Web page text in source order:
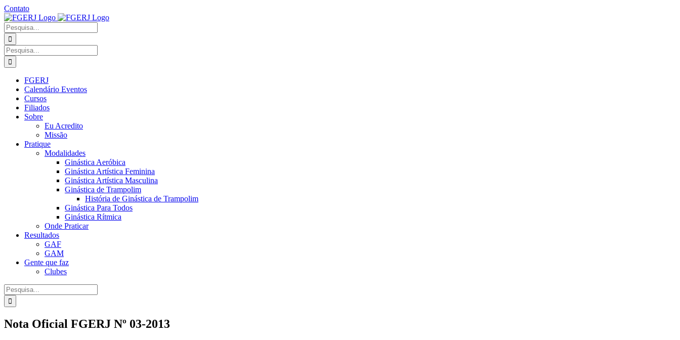
Ir
para
o
conteúdo
Contato
Facebook
Instagram
YouTube
Facebook
Grupo
Procurar
por:
Procurar
por:
FGERJ
Calendário Eventos
Cursos
Filiados
Sobre
Eu Acredito
Missão
Pratique
Modalidades
Ginástica Aeróbica
Ginástica Artística Feminina
Ginástica Artística Masculina
Ginástica de Trampolim
História de Ginástica de Trampolim
Ginástica Para Todos
Ginástica Rítmica
Onde Praticar
Resultados
GAF
GAM
Gente que faz
Clubes
Procurar
por:
Nota Oficial FGERJ Nº 03-2013